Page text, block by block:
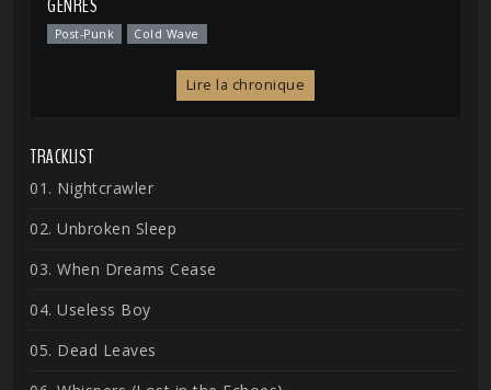
GENRES
Post-Punk Cold Wave
Lire la chronique
TRACKLIST
01. Nightcrawler
02. Unbroken Sleep
03. When Dreams Cease
04. Useless Boy
05. Dead Leaves